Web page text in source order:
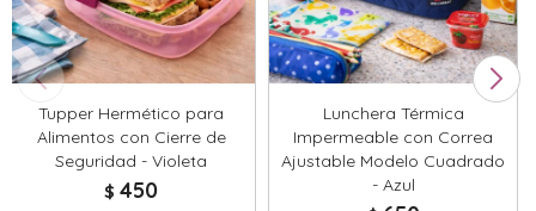
Tupper Hermético para
Alimentos con Cierre de
Seguridad - Violeta
$ 450
Lunchera Térmica
Impermeable con Correa
Ajustable Modelo Cuadrado
- Azul